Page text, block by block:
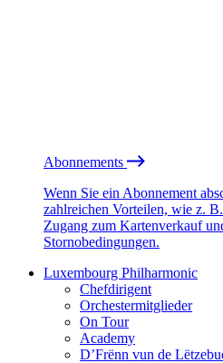
Abonnements
Wenn Sie ein Abonnement
zahlreichen Vorteilen, wie z.
Zugang zum Kartenverkauf
Stornobedingungen.
Luxembourg Philharmonic
Chefdirigent
Orchestermitglieder
On Tour
Academy
D’Frënn vun de